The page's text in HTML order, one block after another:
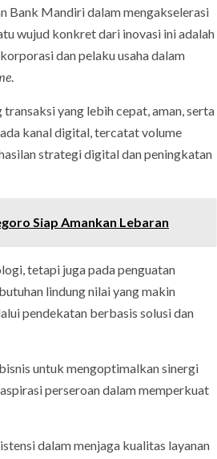
Bank Mandiri dalam mengakselerasi
wujud konkret dari inovasi ini adalah
dan pelaku usaha dalam
yang lebih cepat, aman, serta
kanal digital, tercatat volume
strategi digital dan peningkatan
Siap Amankan Lebaran
tetapi juga pada penguatan
lindung nilai yang makin
pendekatan berbasis solusi dan
untuk mengoptimalkan sinergi
aspirasi perseroan dalam memperkuat
dalam menjaga kualitas layanan